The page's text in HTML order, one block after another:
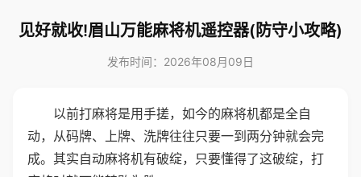
见好就收!眉山万能麻将机遥控器(防守小攻略)
发布时间：2026年08月09日
以前打麻将是用手搓，如今的麻将机都是全自
动，从码牌、上牌、洗牌往往只要一到两分钟就会完
成。其实自动麻将机有破绽，只要懂得了这破绽，打